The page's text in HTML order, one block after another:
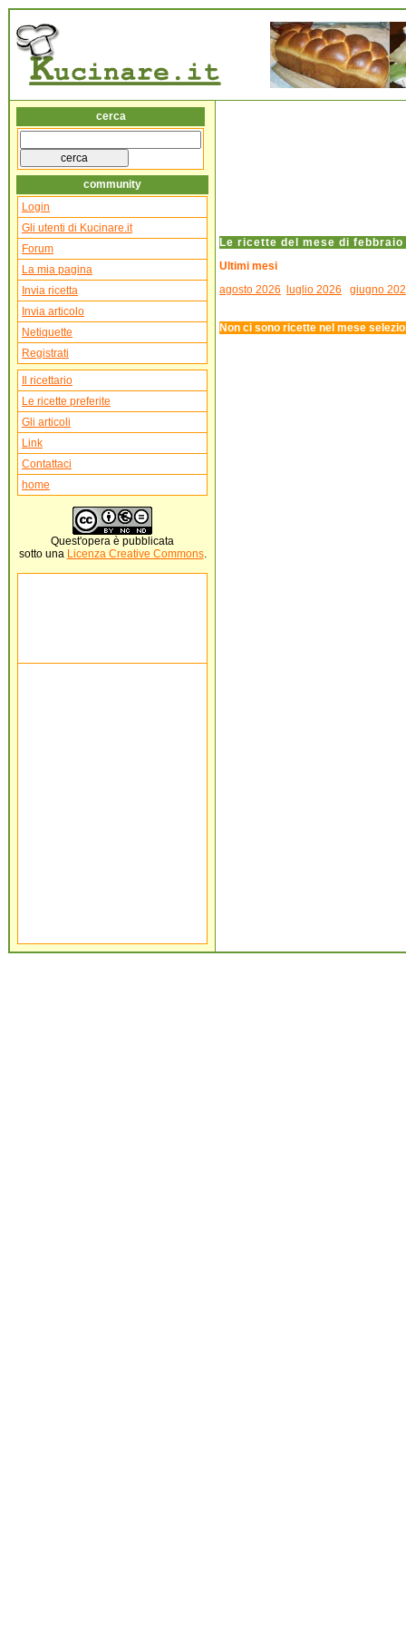
cerca
community
Login
Gli utenti di Kucinare.it
Forum
La mia pagina
Invia ricetta
Invia articolo
Netiquette
Registrati
Il ricettario
Le ricette preferite
Gli articoli
Link
Contattaci
home
Quest'opera è pubblicata
sotto una Licenza Creative Commons.
Le ricette del mese di febbraio
Ultimi mesi
agosto 2026
luglio 2026 giugno
Non ci sono ricette nel mese